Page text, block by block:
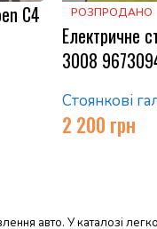
C4
РОЗПРОДАНО
Електричне
3008
Стоянкові
2 200 грн
авто. У каталозі